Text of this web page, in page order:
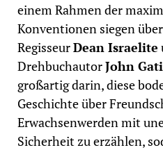
einem Rahmen der
Konventionen siegen
RegisseurDean Israelite
DrehbuchautorJohn
großartig darin, diese
Geschichte über
Erwachsenwerden mit
Sicherheit zu erzählen,